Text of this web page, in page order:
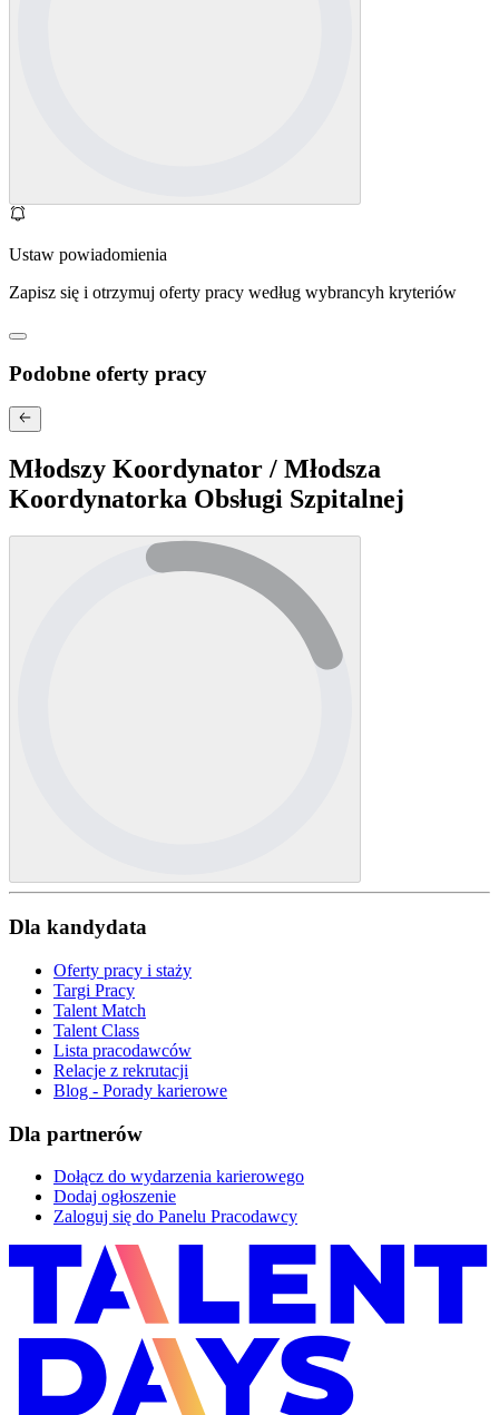
Ustaw powiadomienia
Zapisz się i otrzymuj oferty pracy według wybrancyh kryteriów
Podobne oferty pracy
Młodszy Koordynator / Młodsza
Koordynatorka Obsługi Szpitalnej
Dla kandydata
Oferty pracy i staży
Targi Pracy
Talent Match
Talent Class
Lista pracodawców
Relacje z rekrutacji
Blog - Porady karierowe
Dla partnerów
Dołącz do wydarzenia karierowego
Dodaj ogłoszenie
Zaloguj się do Panelu Pracodawcy